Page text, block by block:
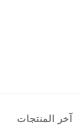
آخر المنتجات